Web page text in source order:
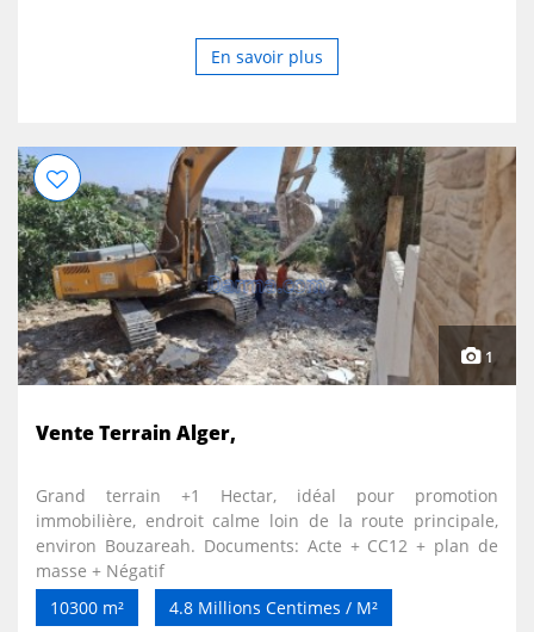
En savoir plus
1
Vente Terrain Alger,
Grand terrain +1 Hectar, idéal pour promotion
immobilière, endroit calme loin de la route principale,
environ Bouzareah. Documents: Acte + CC12 + plan de
masse + Négatif
10300 m²
4.8 Millions Centimes / M²